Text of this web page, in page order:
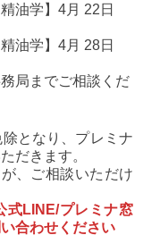
油学】4月 22日
油学】4月 28日
局までご相談くだ
となり、プレミナ
だきます。
、ご相談いただけ
式LINE/プレミナ窓
合わせください